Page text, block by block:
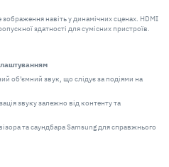
зображення навіть у динамічних сценах. HDMI
здатності для сумісних пристроїв.
об’ємний звук, що слідує за подіями на
звуку залежно від контенту та
та саундбара Samsung для справжнього